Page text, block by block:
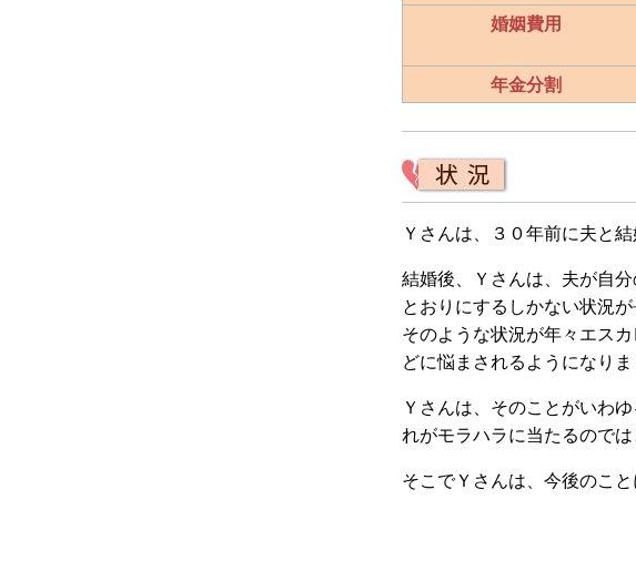
婚姻費用
年金分割
Ｙさんは、３０年前に夫と
結婚後、Ｙさんは、夫が自
とおりにするしかない状況が
そのような状況が年々エス
どに悩まされるようになりま
Ｙさんは、そのことがいわ
れがモラハラに当たるのでは
そこでＹさんは、今後のこ